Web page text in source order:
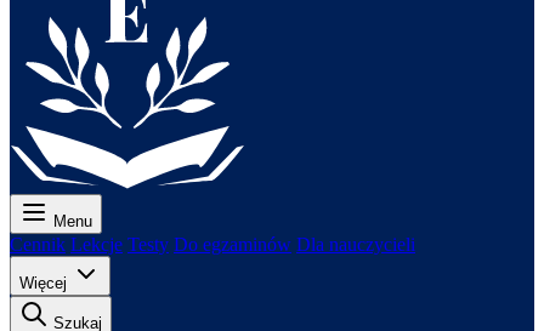
Menu
Cennik Lekcje Testy Do egzaminów Dla nauczycieli
Więcej
Szukaj